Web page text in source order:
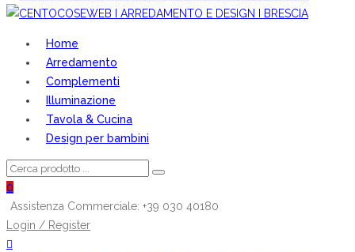
Home
Arredamento
Complementi
Illuminazione
Tavola & Cucina
Design per bambini
0
Assistenza Commerciale: +39 030 40180
Login / Register